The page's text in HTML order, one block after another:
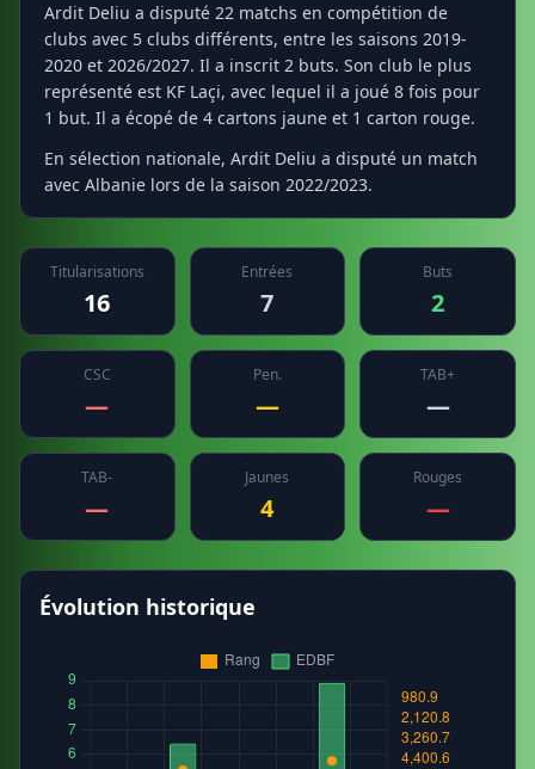
Ardit Deliu a disputé 22 matchs en compétition de
clubs avec 5 clubs différents, entre les saisons 2019-
2020 et 2026/2027. Il a inscrit 2 buts. Son club le plus
représenté est KF Laçi, avec lequel il a joué 8 fois pour
1 but. Il a écopé de 4 cartons jaune et 1 carton rouge.
En sélection nationale, Ardit Deliu a disputé un match
avec Albanie lors de la saison 2022/2023.
Titularisations
16
Entrées
7
Buts
2
CSC
—
Pen.
—
TAB+
—
TAB-
—
Jaunes
4
Rouges
—
Évolution historique